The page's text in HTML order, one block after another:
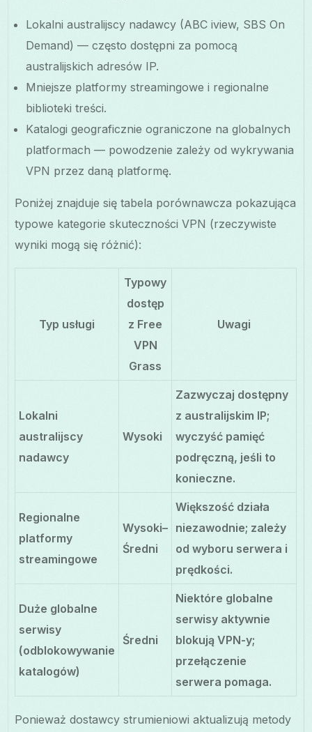
Lokalni australijscy nadawcy (ABC iview, SBS On
Demand) — często dostępni za pomocą
australijskich adresów IP.
Mniejsze platformy streamingowe i regionalne
biblioteki treści.
Katalogi geograficznie ograniczone na globalnych
platformach — powodzenie zależy od wykrywania
VPN przez daną platformę.
Poniżej znajduje się tabela porównawcza pokazująca
typowe kategorie skuteczności VPN (rzeczywiste
wyniki mogą się różnić):
Typ usługi
Typowy
dostęp
z Free
VPN
Grass
Uwagi
Lokalni
australijscy
nadawcy
Wysoki
Zazwyczaj dostępny
z australijskim IP;
wyczyść pamięć
podręczną, jeśli to
konieczne.
Regionalne
platformy
streamingowe
Wysoki–
Średni
Większość działa
niezawodnie; zależy
od wyboru serwera i
prędkości.
Duże globalne
serwisy
(odblokowywanie
katalogów)
Średni
Niektóre globalne
serwisy aktywnie
blokują VPN-y;
przełączenie
serwera pomaga.
Ponieważ dostawcy strumieniowi aktualizują metody